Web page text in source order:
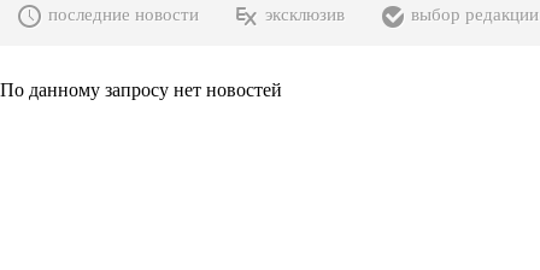
последние новости эксклюзив выбор редакции
По данному запросу нет новостей